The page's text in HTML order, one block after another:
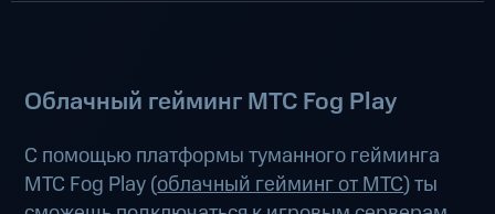
Облачный гейминг МТС Fog Play
С помощью платформы туманного гейминга
МТС Fog Play (облачный гейминг от МТС) ты